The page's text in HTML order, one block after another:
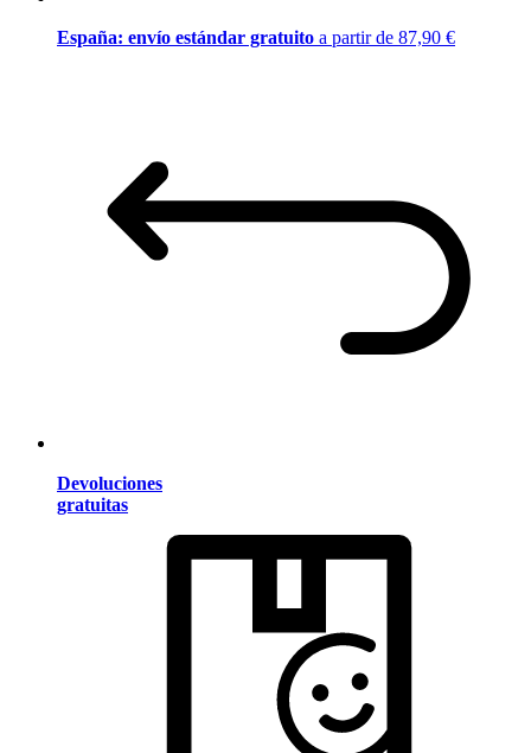
España: envío estándar gratuito a partir de 87,90 €
Devoluciones
gratuitas